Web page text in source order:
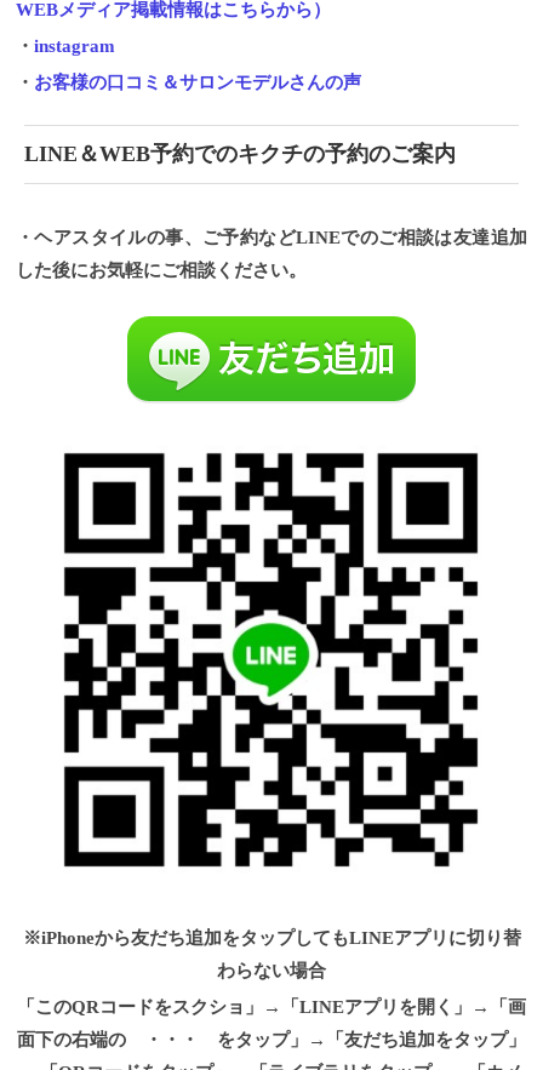
WEBメディア掲載情報はこちらから）
・ instagram
・ お客様の口コミ＆サロンモデルさんの声
LINE＆WEB予約でのキクチの予約のご案内
・ヘアスタイルの事、ご予約などLINEでのご相談は友達追加
した後にお気軽にご相談ください。
※iPhoneから友だち追加をタップしてもLINEアプリに切り替
わらない場合
「このQRコードをスクショ」→「LINEアプリを開く」→「画
面下の右端の ・・・ をタップ」→「友だち追加をタップ」